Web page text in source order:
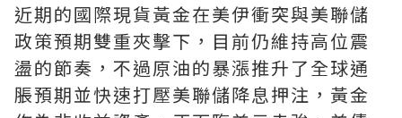
近期的國際現貨黃金在美伊衝突與美聯儲
政策預期雙重夾擊下，目前仍維持高位震
盪的節奏，不過原油的暴漲推升了全球通
脹預期並快速打壓美聯儲降息押注，黃金